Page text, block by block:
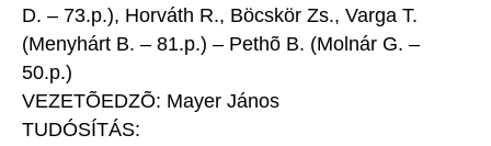
D. – 73.p.), Horváth R., Böcskör Zs., Varga T.
(Menyhárt B. – 81.p.) – Pethõ B. (Molnár G. –
50.p.)
VEZETÕEDZÕ: Mayer János
TUDÓSÍTÁS: